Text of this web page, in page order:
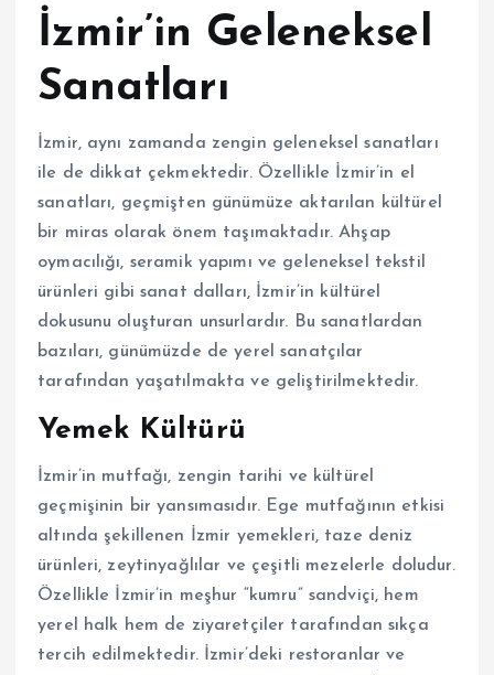
İzmir’in Geleneksel
Sanatları
İzmir, aynı zamanda zengin geleneksel sanatları
ile de dikkat çekmektedir. Özellikle İzmir’in el
sanatları, geçmişten günümüze aktarılan kültürel
bir miras olarak önem taşımaktadır. Ahşap
oymacılığı, seramik yapımı ve geleneksel tekstil
ürünleri gibi sanat dalları, İzmir’in kültürel
dokusunu oluşturan unsurlardır. Bu sanatlardan
bazıları, günümüzde de yerel sanatçılar
tarafından yaşatılmakta ve geliştirilmektedir.
Yemek Kültürü
İzmir’in mutfağı, zengin tarihi ve kültürel
geçmişinin bir yansımasıdır. Ege mutfağının etkisi
altında şekillenen İzmir yemekleri, taze deniz
ürünleri, zeytinyağlılar ve çeşitli mezelerle doludur.
Özellikle İzmir’in meşhur “kumru” sandviçi, hem
yerel halk hem de ziyaretçiler tarafından sıkça
tercih edilmektedir. İzmir’deki restoranlar ve